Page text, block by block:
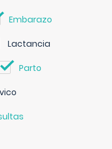
Embarazo
Lactancia
Parto